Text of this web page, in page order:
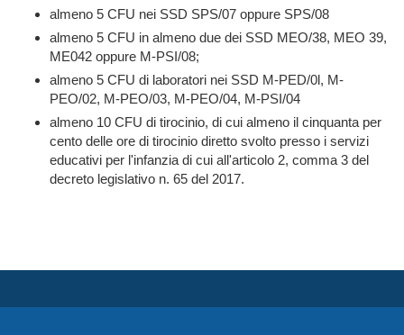
almeno 5 CFU nei SSD SPS/07 oppure SPS/08
almeno 5 CFU in almeno due dei SSD MEO/38, MEO 39,
ME042 oppure M-PSI/08;
almeno 5 CFU di laboratori nei SSD M-PED/0l, M-
PEO/02, M-PEO/03, M-PEO/04, M-PSI/04
almeno 10 CFU di tirocinio, di cui almeno il cinquanta per
cento delle ore di tirocinio diretto svolto presso i servizi
educativi per l'infanzia di cui all'articolo 2, comma 3 del
decreto legislativo n. 65 del 2017.